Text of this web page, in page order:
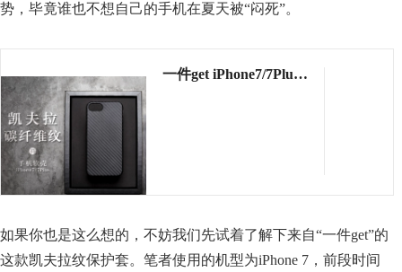
势，毕竟谁也不想自己的手机在夏天被“闷死”。
一件get iPhone7/7Plus凯夫拉纹手机壳保护套防碎屏新款全包软
￥45
如果你也是这么想的，不妨我们先试着了解下来自“一件get”的
这款凯夫拉纹保护套。笔者使用的机型为iPhone 7，前段时间